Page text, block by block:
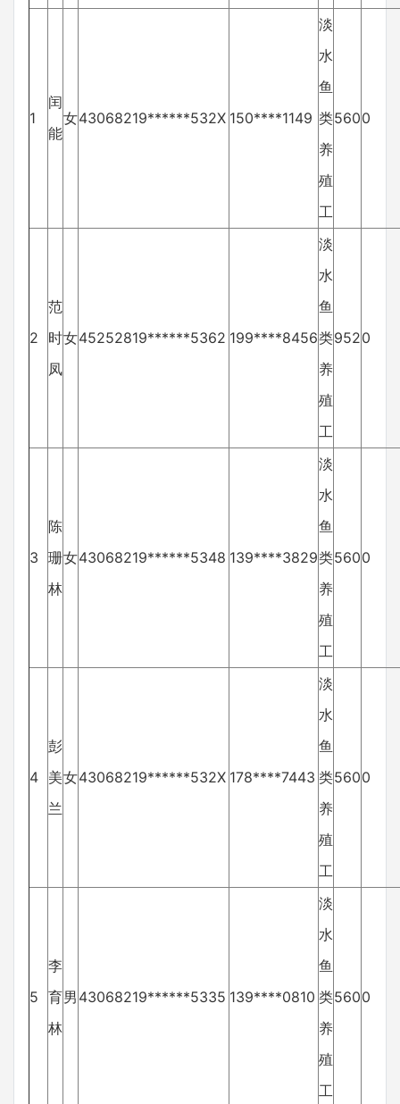
1
闰
能
女43068219******532X 150****1149
淡
水
鱼
类
养
殖
工
5600
2
范
时
凤
女45252819******5362 199****8456
淡
水
鱼
类
养
殖
工
9520
3
陈
珊
林
女43068219******5348 139****3829
淡
水
鱼
类
养
殖
工
5600
4
彭
美
兰
女43068219******532X 178****7443
淡
水
鱼
类
养
殖
工
5600
5
李
育
林
男 43068219******5335 139****0810
淡
水
鱼
类
养
殖
工
5600